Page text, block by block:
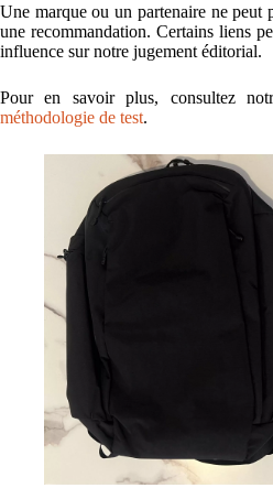
Une marque ou un partenaire ne peut
une recommandation. Certains liens
influence sur notre jugement éditorial.
Pour en savoir plus, consultez
méthodologie de test.